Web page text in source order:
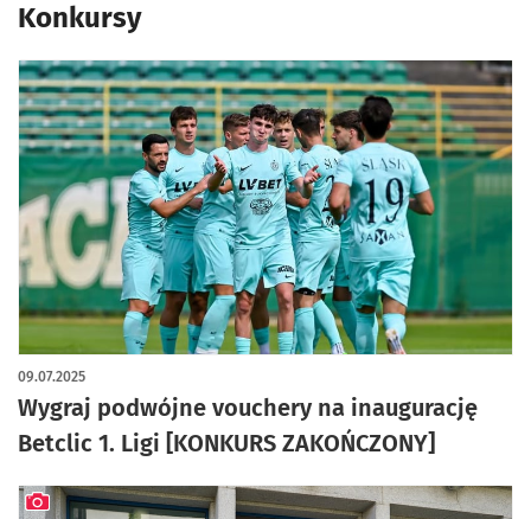
Konkursy
Wygraj podwójne vouchery na inaugurację
Betclic 1. Ligi [KONKURS ZAKOŃCZONY]
09.07.2025